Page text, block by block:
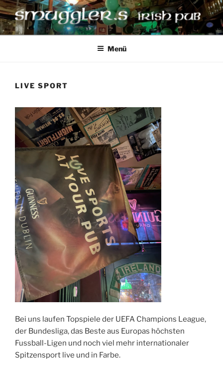
Zum
Inhalt
springenSMUGGLER`S IRISH PUB
Weimar
Menü
LIVE SPORT
Bei uns laufen Topspiele der UEFA Champions League,
der Bundesliga, das Beste aus Europas höchsten
Fussball-Ligen und noch viel mehr internationaler
Spitzensport live und in Farbe.